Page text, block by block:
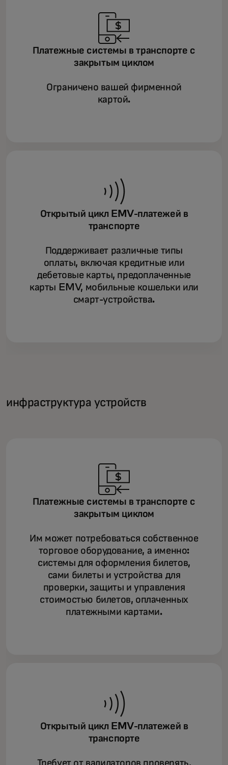
Платежные системы в транспорте с
закрытым циклом
Ограничено вашей фирменной
картой.
Открытый цикл EMV-платежей в
транспорте
Поддерживает различные типы
оплаты, включая кредитные или
дебетовые карты, предоплаченные
карты EMV, мобильные кошельки или
смарт-устройства.
инфраструктура устройств
Платежные системы в транспорте с
закрытым циклом
Им может потребоваться собственное
торговое оборудование, а именно:
системы для оформления билетов,
сами билеты и устройства для
проверки, защиты и управления
стоимостью билетов, оплаченных
платежными картами.
Открытый цикл EMV-платежей в
транспорте
Требует от валидаторов проверять,